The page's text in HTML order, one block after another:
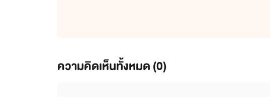
ความคิดเห็นทั้งหมด (0)